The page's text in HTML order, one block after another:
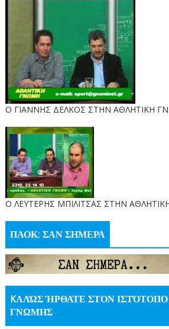
Ο ΓΙΑΝΝΗΣ ΔΕΛΚΟΣ ΣΤΗΝ ΑΘΛΗΤΙΚΗ
O ΛΕΥΤΕΡΗΣ ΜΠΙΛΙΤΣΑΣ ΣΤΗΝ
ΠΑΟΚ: ΣΑΝ ΣΗΜΕΡΑ
KΑΛΏΣ ΉΡΘΑΤΕ ΣΤΟΝ
ΓΝΩΜΗΣ